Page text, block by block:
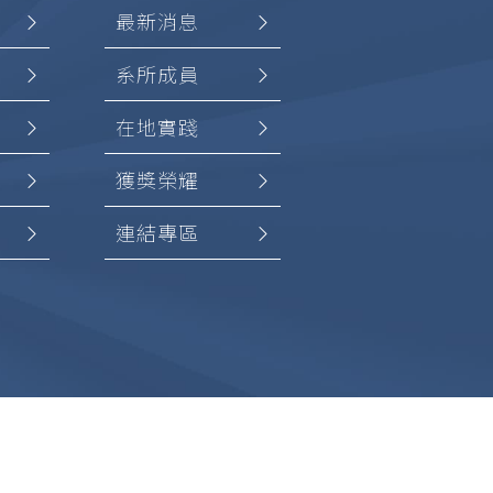
最新消息
系所成員
在地實踐
獲獎榮耀
連結專區